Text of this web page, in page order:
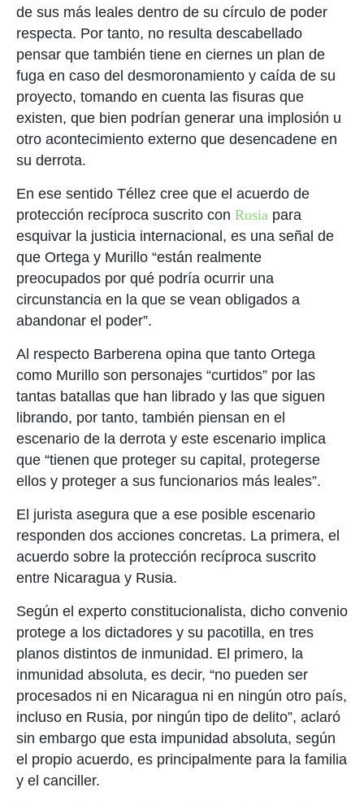
de sus más leales dentro de su círculo de poder
respecta. Por tanto, no resulta descabellado
pensar que también tiene en ciernes un plan de
fuga en caso del desmoronamiento y caída de su
proyecto, tomando en cuenta las fisuras que
existen, que bien podrían generar una implosión u
otro acontecimiento externo que desencadene en
su derrota.
En ese sentido Téllez cree que el acuerdo de
protección recíproca suscrito con Rusia para
esquivar la justicia internacional , es una señal de
que Ortega y Murillo “están realmente
preocupados por qué podría ocurrir una
circunstancia en la que se vean obligados a
abandonar el poder”.
Al respecto Barberena opina que tanto Ortega
como Murillo son personajes “curtidos” por las
tantas batallas que han librado y las que siguen
librando, por tanto, también piensan en el
escenario de la derrota y este escenario implica
que “tienen que proteger su capital, protegerse
ellos y proteger a sus funcionarios más leales”.
El jurista asegura que a ese posible escenario
responden dos acciones concretas. La primera, el
acuerdo sobre la protección recíproca suscrito
entre Nicaragua y Rusia.
Según el experto constitucionalista, dicho convenio
protege a los dictadores y su pacotilla, en tres
planos distintos de inmunidad. El primero, la
inmunidad absoluta, es decir, “no pueden ser
procesados ni en Nicaragua ni en ningún otro país,
incluso en Rusia, por ningún tipo de delito”, aclaró
sin embargo que esta impunidad absoluta, según
el propio acuerdo, es principalmente para la familia
y el canciller.